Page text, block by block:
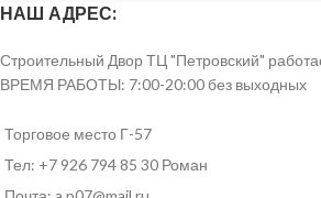
НАШ АДРЕС:
Строительный Двор ТЦ "Петровский"
ВРЕМЯ РАБОТЫ: 7:00-20:00 без выходных
Торговое место Г-57
Тел: +7 926 794 85 30 Роман